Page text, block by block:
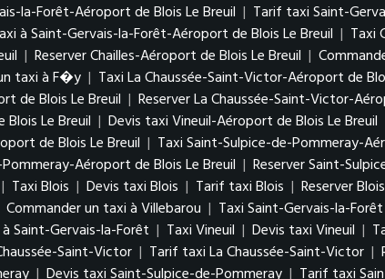
la-Forêt-Aéroport de Blois Le Breuil | Tarif taxi Saint-
à Saint-Gervais-la-Forêt-Aéroport de Blois Le Breuil | Taxi
| Reserver Chailles-Aéroport de Blois Le Breuil |
taxi à F�y | Taxi La Chaussée-Saint-Victor-Aéroport de
de Blois Le Breuil | Reserver La Chaussée-Saint-Victor-
Le Breuil | Devis taxi Vineuil-Aéroport de Blois Le Breuil
de Blois Le Breuil | Taxi Saint-Sulpice-de-Pommeray-
Aéroport de Blois Le Breuil | Reserver Saint-
| Taxi Blois | Devis taxi Blois | Tarif taxi Blois | Reserver Blois
Commander un taxi à Villebarou | Taxi Saint-Gervais-la-Forêt
Saint-Gervais-la-Forêt | Taxi Vineuil | Devis taxi Vineuil |
Saint-Victor | Tarif taxi La Chaussée-Saint-Victor |